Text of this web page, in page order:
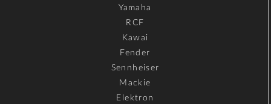
Yamaha
RCF
Kawai
Fender
Sennheiser
Mackie
Elektron